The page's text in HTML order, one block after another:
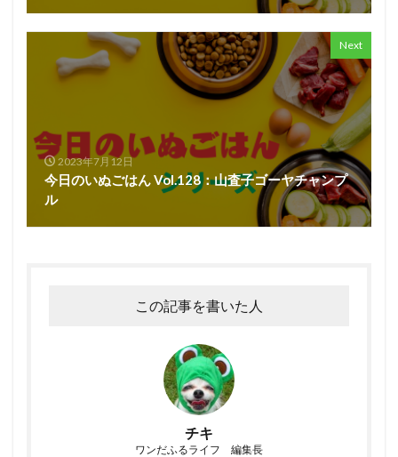
Next
2023年7月12日
今日のいぬごはん Vol.128：山査子ゴーヤチャンプ
ル
この記事を書いた人
チキ
ワンだふるライフ 編集長